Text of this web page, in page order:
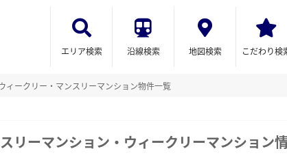
エリア検索 沿線検索 地図検索 こだわり検
ィークリー・マンスリーマンション物件一覧
リーマンション・ウィークリーマンション